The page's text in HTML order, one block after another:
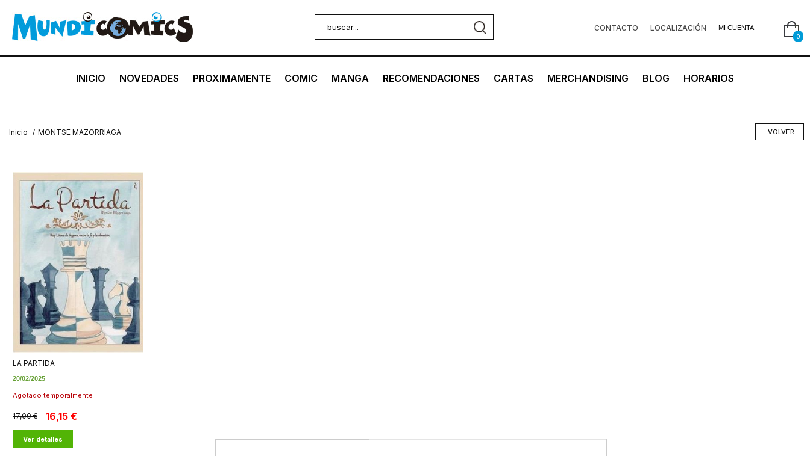
CONTACTO LOCALIZACIÓN MI CUENTA
0
INICIO NOVEDADES PROXIMAMENTE COMIC MANGA RECOMENDACIONES CARTAS MERCHANDISING BLOG HORARIOS
Inicio / MONTSE MAZORRIAGA VOLVER
LA PARTIDA
20/02/2025
Agotado temporalmente
17,00 € 16,15 €
Ver detalles